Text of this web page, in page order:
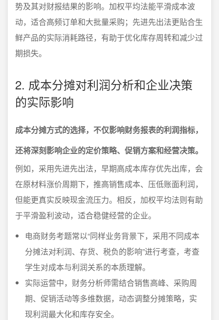
势及其对财报结果的影响。加权平均法能平滑成本波
动，适合高频订单和大批量采购；先进先出法更贴合生
鲜产品的实际消耗路径，有助于优化库存周转和减少过
期损失。
2. 成本分摊对利润分析和企业决策
的实际影响
成本分摊方式的选择，不仅影响财务报表的利润指标，
还将深刻影响企业的定价策略、促销方案和经营决策。
例如，采用先进先出法，早期高成本库存优先出库，会
在原材料涨价周期下，推高销售成本、压低账面利润，
但能更真实反映现金流压力。相反，加权平均法则有助
于平滑盈利波动，适合稳健经营的企业。
电商财务考题常以“同样业务背景下，采用不同成本
分摊法对利润、存货、税负的影响”进行考查，考查
学生对成本与利润关系的本质理解。
实际运营中，财务分析师需结合销售高峰、采购周
期、促销活动等多维数据，动态调整分摊策略，实
现利润最大化和库存安全。